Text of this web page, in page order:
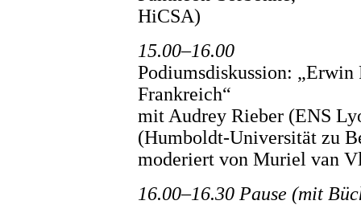
HiCSA)
15.00–16.00
Podiumsdiskussion:
Frankreich“
mit Audrey Rieber (ENS
(Humboldt-Universität zu
moderiert von Muriel van
16.00–16.30 Pause (mit